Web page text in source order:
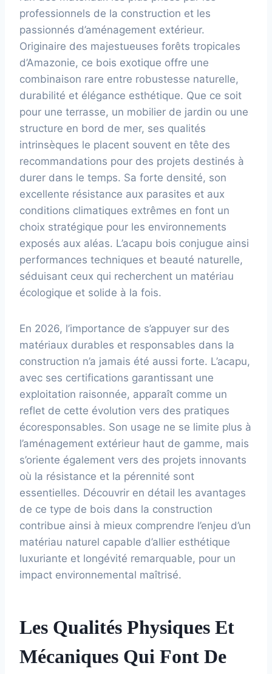
professionnels de la construction et les
passionnés d’aménagement extérieur.
Originaire des majestueuses forêts tropicales
d’Amazonie, ce bois exotique offre une
combinaison rare entre robustesse naturelle,
durabilité et élégance esthétique. Que ce soit
pour une terrasse, un mobilier de jardin ou une
structure en bord de mer, ses qualités
intrinsèques le placent souvent en tête des
recommandations pour des projets destinés à
durer dans le temps. Sa forte densité, son
excellente résistance aux parasites et aux
conditions climatiques extrêmes en font un
choix stratégique pour les environnements
exposés aux aléas. L’acapu bois conjugue ainsi
performances techniques et beauté naturelle,
séduisant ceux qui recherchent un matériau
écologique et solide à la fois.
En 2026, l’importance de s’appuyer sur des
matériaux durables et responsables dans la
construction n’a jamais été aussi forte. L’acapu,
avec ses certifications garantissant une
exploitation raisonnée, apparaît comme un
reflet de cette évolution vers des pratiques
écoresponsables. Son usage ne se limite plus à
l’aménagement extérieur haut de gamme, mais
s’oriente également vers des projets innovants
où la résistance et la pérennité sont
essentielles. Découvrir en détail les avantages
de ce type de bois dans la construction
contribue ainsi à mieux comprendre l’enjeu d’un
matériau naturel capable d’allier esthétique
luxuriante et longévité remarquable, pour un
impact environnemental maîtrisé.
Les Qualités Physiques Et
Mécaniques Qui Font De